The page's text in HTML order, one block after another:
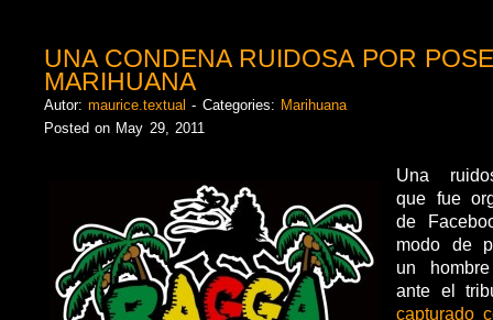
UNA CONDENA RUIDOSA POR
MARIHUANA
Autor:maurice.textual - Categories: Marihuana
Posted on May 29, 2011
Una
que fue
de
modo de
un
ante el
capturado